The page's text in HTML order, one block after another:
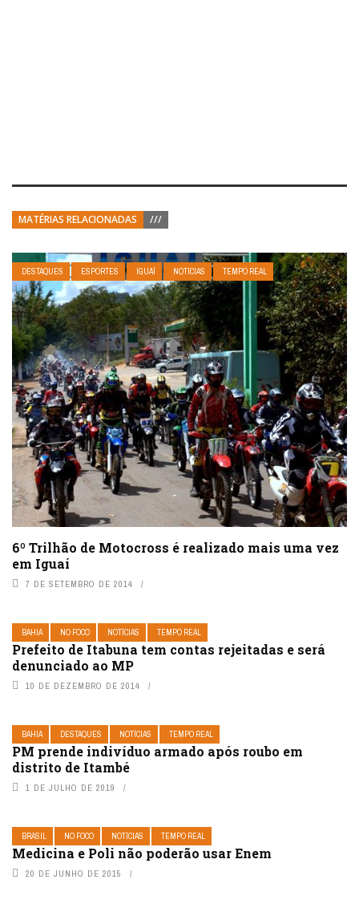
MATÉRIAS RELACIONADAS ///
DESTAQUES ESPORTES IGUAÍ NOTÍCIAS TEMPO REAL
6º Trilhão de Motocross é realizado mais uma vez
em Iguaí
7 DE SETEMBRO DE 2014
BAHIA NO FOCO NOTÍCIAS TEMPO REAL
Prefeito de Itabuna tem contas rejeitadas e será
denunciado ao MP
10 DE DEZEMBRO DE 2014
BAHIA DESTAQUES NOTÍCIAS TEMPO REAL
PM prende indivíduo armado após roubo em
distrito de Itambé
1 DE JULHO DE 2019
BRASIL NO FOCO NOTÍCIAS TEMPO REAL
Medicina e Poli não poderão usar Enem
20 DE JUNHO DE 2015